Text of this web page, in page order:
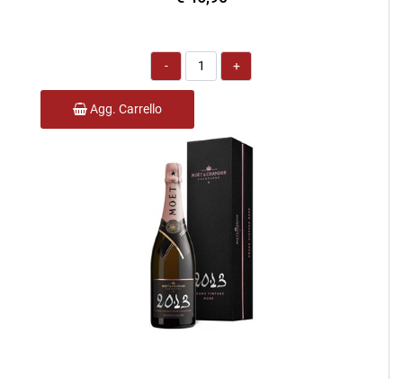
Quantità
Agg. Carrello